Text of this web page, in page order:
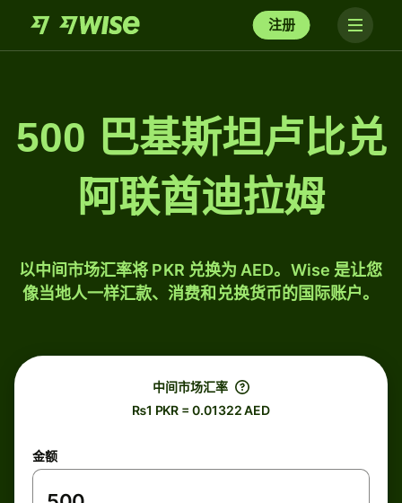
注册
500 巴基斯坦卢比兑
阿联酋迪拉姆
以中间市场汇率将 PKR 兑换为 AED。Wise 是让您
像当地人一样汇款、消费和兑换货币的国际账户。
中间市场汇率
₨1 PKR = 0.01322 AED
金额